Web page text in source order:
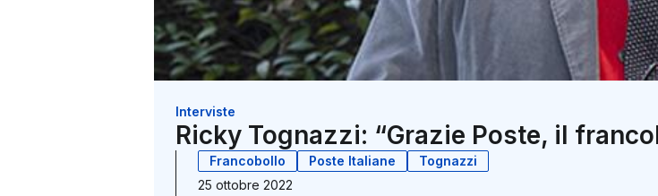
Interviste
Ricky Tognazzi: “Grazie Poste, il
Francobollo Poste Italiane
Tognazzi
25 ottobre 2022